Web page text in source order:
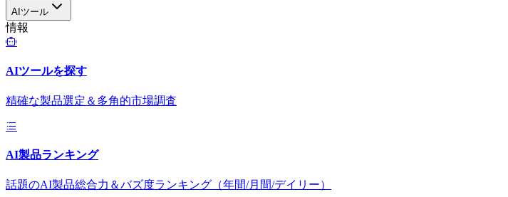
AIツール
情報
AIツールを探す
精確な製品選定＆多角的市場調査
AI製品ランキング
話題のAI製品総合力＆バズ度ランキング（年間/月間/デイリー）